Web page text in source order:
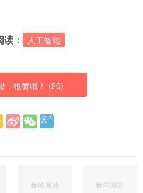
： 人工智能
，很赞哦！ (20)